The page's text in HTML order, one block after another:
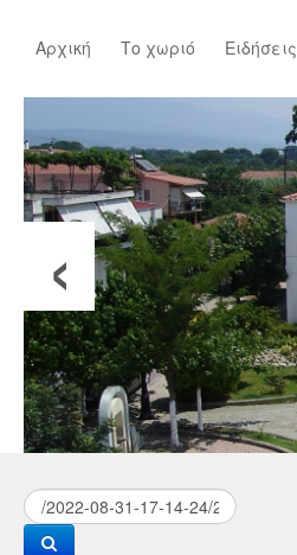
Αρχική Το χωριό Ειδήσεις
‹